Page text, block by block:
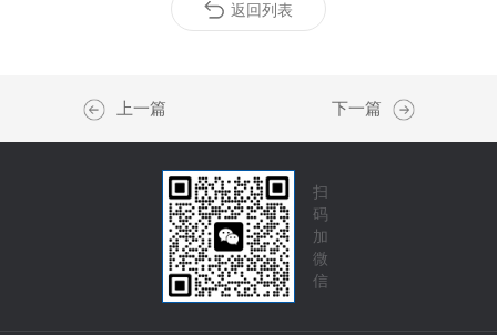
返回列表
上一篇 下一篇
扫
码
加
微
信